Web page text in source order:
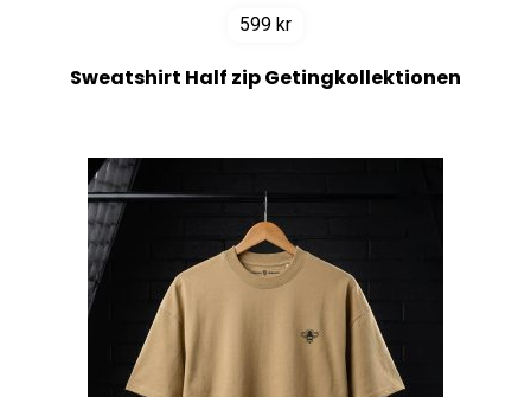
599 kr
Sweatshirt Half zip Getingkollektionen